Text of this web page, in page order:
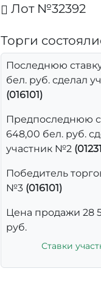
Лот №32392
Торги
Последнюю
бел. руб. сделал
(016101)
Предпоследнюю
648,00 бел. руб.
участник №2
Победитель
№3 (016101)
Цена продажи 28
руб.
Ставки